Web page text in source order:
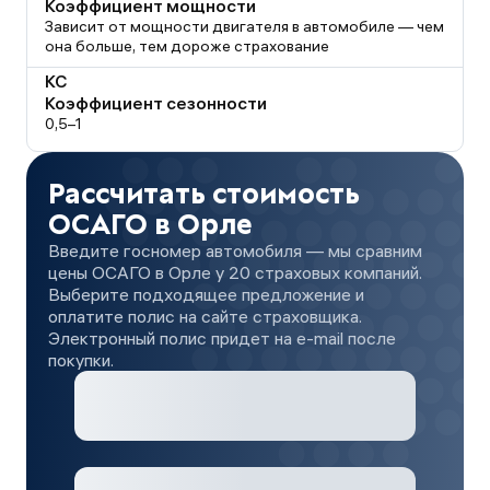
Коэффициент мощности
Зависит от мощности двигателя в автомобиле — чем
она больше, тем дороже страхование
КС
Коэффициент сезонности
0,5–1
Рассчитать стоимость
ОСАГО в Орле
Введите госномер автомобиля — мы сравним
цены ОСАГО в Орле у 20 страховых компаний.
Выберите подходящее предложение и
оплатите полис на сайте страховщика.
Электронный полис придет на e-mail после
покупки.